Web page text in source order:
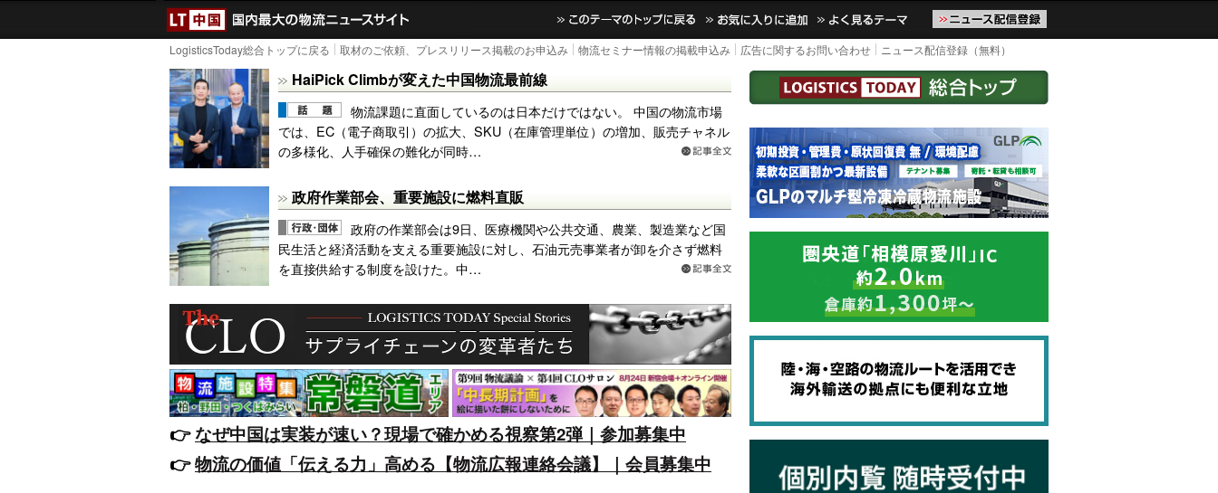
LOGISTICS TODAY｜国内最大の物流ニュースサイト3PL, SCMなど国内外の最新の物流ニュースをお届けします。物流ニュースメール配信を登録すると、平日な
TOPに戻る お気に入りに追加 よく見るテーマ
LogisticsToday総合トップに戻る 取材のご依頼、プレスリリース掲載のお申込み 物流セミナー情報の掲載申込み 広告に関するお問い合わせ ニュース配信登録（無料）
HaiPick Climbが変えた中国物流最前線
物流課題に直面しているのは日本だけではない。 中国の物流市場
では、EC（電子商取引）の拡大、SKU（在庫管理単位）の増加、販売チャネル
の多様化、人手確保の難化が同時…
政府作業部会、重要施設に燃料直販
政府の作業部会は9日、医療機関や公共交通、農業、製造業など国
民生活と経済活動を支える重要施設に対し、石油元売事業者が卸を介さず燃料
を直接供給する制度を設けた。中…
👉️なぜ中国は実装が速い？現場で確かめる視察第2弾｜参加募集中
👉️物流の価値「伝える力」高める【物流広報連絡会議】｜会員募集中